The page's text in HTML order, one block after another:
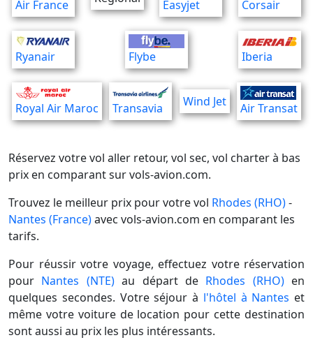
Air France Easyjet Corsair
Ryanair Flybe Iberia
Royal Air Maroc Transavia Wind Jet Air Transat
Réservez votre vol aller retour, vol sec, vol charter à bas
prix en comparant sur vols-avion.com.
Trouvez le meilleur prix pour votre vol Rhodes (RHO)-
Nantes (France)avec vols-avion.com en comparant les
tarifs.
Pour réussir votre voyage, effectuez votre réservation
pour Nantes (NTE)au départ de Rhodes (RHO)en
quelques secondes. Votre séjour à l'hôtel à Nantes et
même votre voiture de location pour cette destination
sont aussi au prix les plus intéressants.